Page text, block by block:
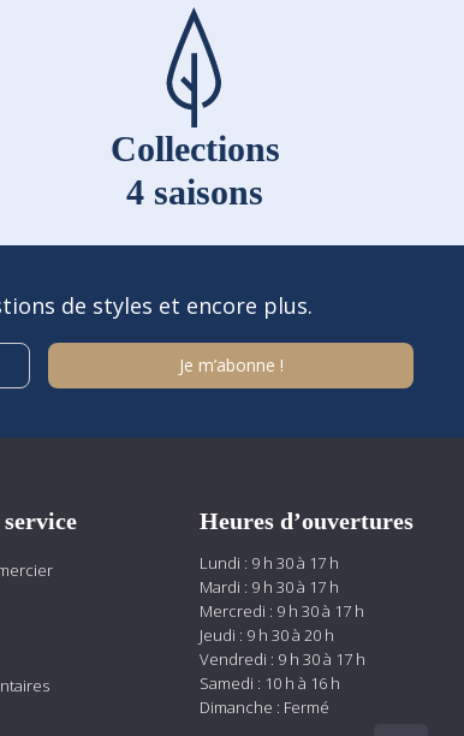
Collections
4 saisons
de styles et encore plus.
Heures d’ouvertures
Lundi : 9 h 30 à 17 h
Mardi : 9 h 30 à 17 h
Mercredi : 9 h 30 à 17 h
Jeudi : 9 h 30 à 20 h
Vendredi : 9 h 30 à 17 h
Samedi : 10 h à 16 h
Dimanche : Fermé